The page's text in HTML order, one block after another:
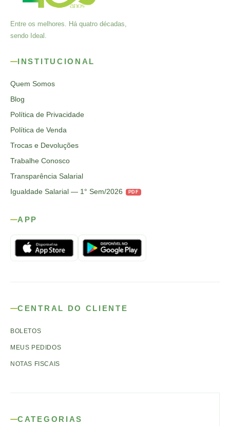
Entre os melhores. Há quatro décadas,
sendo Ideal.
INSTITUCIONAL
Quem Somos
Blog
Política de Privacidade
Política de Venda
Trocas e Devoluções
Trabalhe Conosco
Transparência Salarial
Igualdade Salarial — 1° Sem/2026
PDF
APP
CENTRAL DO CLIENTE
BOLETOS
MEUS PEDIDOS
NOTAS FISCAIS
CATEGORIAS